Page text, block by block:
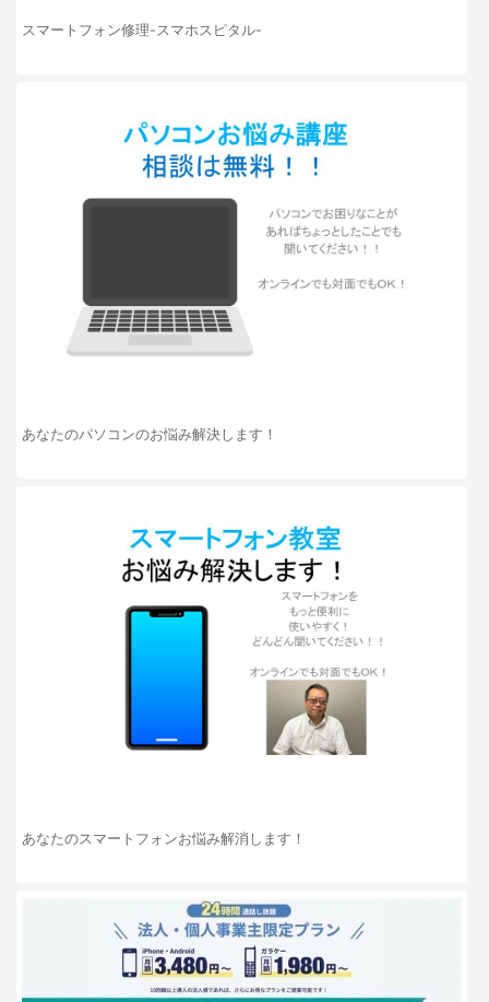
スマートフォン修理-スマホスピタル-
あなたのパソコンのお悩み解決します！
あなたのスマートフォンお悩み解消します！